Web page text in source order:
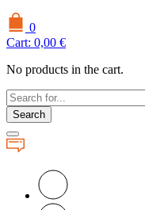
0
Cart: 0,00 €
No products in the cart.
Search